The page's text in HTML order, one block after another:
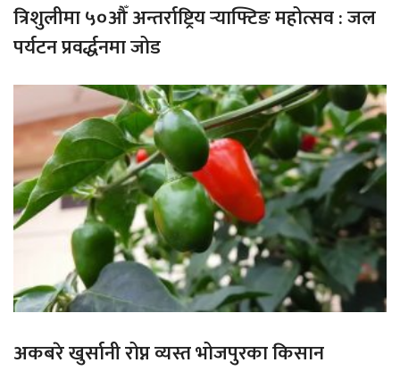
त्रिशुलीमा ५०औँ अन्तर्राष्ट्रिय र्‍याफ्टिङ महोत्सव : जल
पर्यटन प्रवर्द्धनमा जोड
अकबरे खुर्सानी रोप्न व्यस्त भोजपुरका किसान